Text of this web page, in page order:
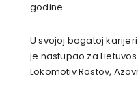
godine.
U svojoj bogatoj
je nastupao za
Lokomotiv Rostov,